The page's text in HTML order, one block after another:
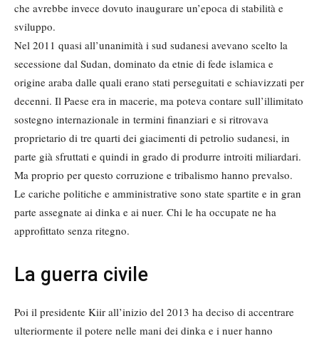
che avrebbe invece dovuto inaugurare un’epoca di stabilità e
sviluppo.
Nel 2011 quasi all’unanimità i sud sudanesi avevano scelto la
secessione dal Sudan, dominato da etnie di fede islamica e
origine araba dalle quali erano stati perseguitati e schiavizzati per
decenni. Il Paese era in macerie, ma poteva contare sull’illimitato
sostegno internazionale in termini finanziari e si ritrovava
proprietario di tre quarti dei giacimenti di petrolio sudanesi, in
parte già sfruttati e quindi in grado di produrre introiti miliardari.
Ma proprio per questo corruzione e tribalismo hanno prevalso.
Le cariche politiche e amministrative sono state spartite e in gran
parte assegnate ai dinka e ai nuer. Chi le ha occupate ne ha
approfittato senza ritegno.
La guerra civile
Poi il presidente Kiir all’inizio del 2013 ha deciso di accentrare
ulteriormente il potere nelle mani dei dinka e i nuer hanno